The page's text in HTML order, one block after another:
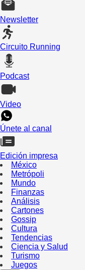
Newsletter
Circuito Running
Podcast
Video
Únete al canal
Edición impresa
México
Metrópoli
Mundo
Finanzas
Análisis
Cartones
Gossip
Cultura
Tendencias
Ciencia y Salud
Turismo
Juegos